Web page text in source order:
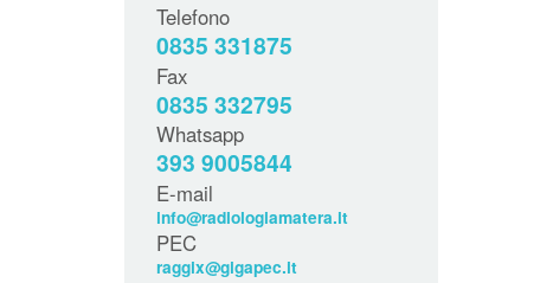
Telefono
0835 331875
Fax
0835 332795
Whatsapp
393 9005844
E-mail
info@radiologiamatera.it
PEC
raggix@gigapec.it